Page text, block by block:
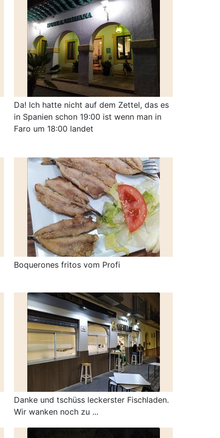
Da! Ich hatte nicht auf dem Zettel, das es
in Spanien schon 19:00 ist wenn man in
Faro um 18:00 landet
Boquerones fritos vom Profi
Danke und tschüss leckerster Fischladen.
Wir wanken noch zu ...